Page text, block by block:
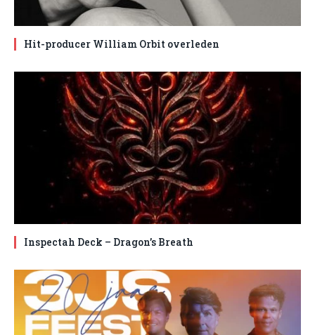
Hit-producer William Orbit overleden
Inspectah Deck – Dragon’s Breath